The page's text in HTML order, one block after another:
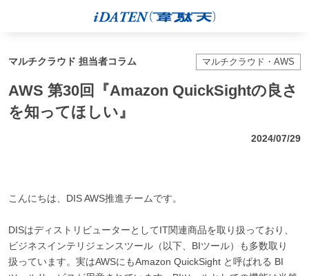
マルチクラウド 担当者コラム マルチクラウド・AWS
AWS 第30回『Amazon QuickSightの良さ
を知ってほしい』
2024/07/29
こんにちは、DIS AWS推進チームです。
DISはディストリビューターとしてIT関連商品を取り扱っており、
ビジネスインテリジェンスツール（以下、BIツール）も多数取り
扱っています。実はAWSにもAmazon QuickSight と呼ばれる BI